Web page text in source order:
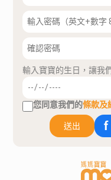
輸入寶寶的生日，讓我
您同意我們的條款及
送出